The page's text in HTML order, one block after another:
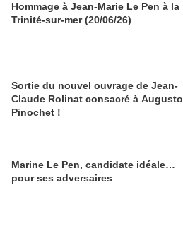
Hommage à Jean-Marie Le Pen à la
Trinité-sur-mer (20/06/26)
Sortie du nouvel ouvrage de Jean-
Claude Rolinat consacré à Augusto
Pinochet !
Marine Le Pen, candidate idéale…
pour ses adversaires